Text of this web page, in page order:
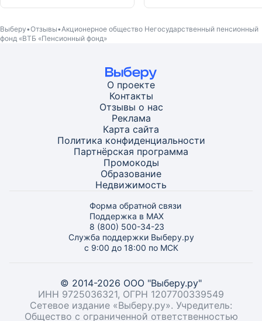
Выберу Отзывы Акционерное общество Негосударственный пенсионный
фонд «ВТБ «Пенсионный фонд»
О проекте
Контакты
Отзывы о нас
Реклама
Карта сайта
Политика конфиденциальности
Партнёрская программа
Промокоды
Образование
Недвижимость
Форма обратной связи
Поддержка в MAX
8 (800) 500-34-23
Служба поддержки Выберу.ру
с 9:00 до 18:00 по МСК
© 2014-2026 ООО "Выберу.ру"
ИНН 9725036321, ОГРН 1207700339549
Сетевое издание «Выберу.ру». Учредитель:
Общество с ограниченной ответственностью